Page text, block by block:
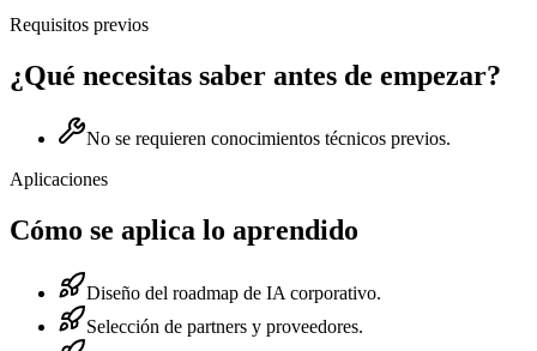
Requisitos previos
¿Qué necesitas saber antes de empezar?
No se requieren conocimientos técnicos previos.
Aplicaciones
Cómo se aplica lo aprendido
Diseño del roadmap de IA corporativo.
Selección de partners y proveedores.